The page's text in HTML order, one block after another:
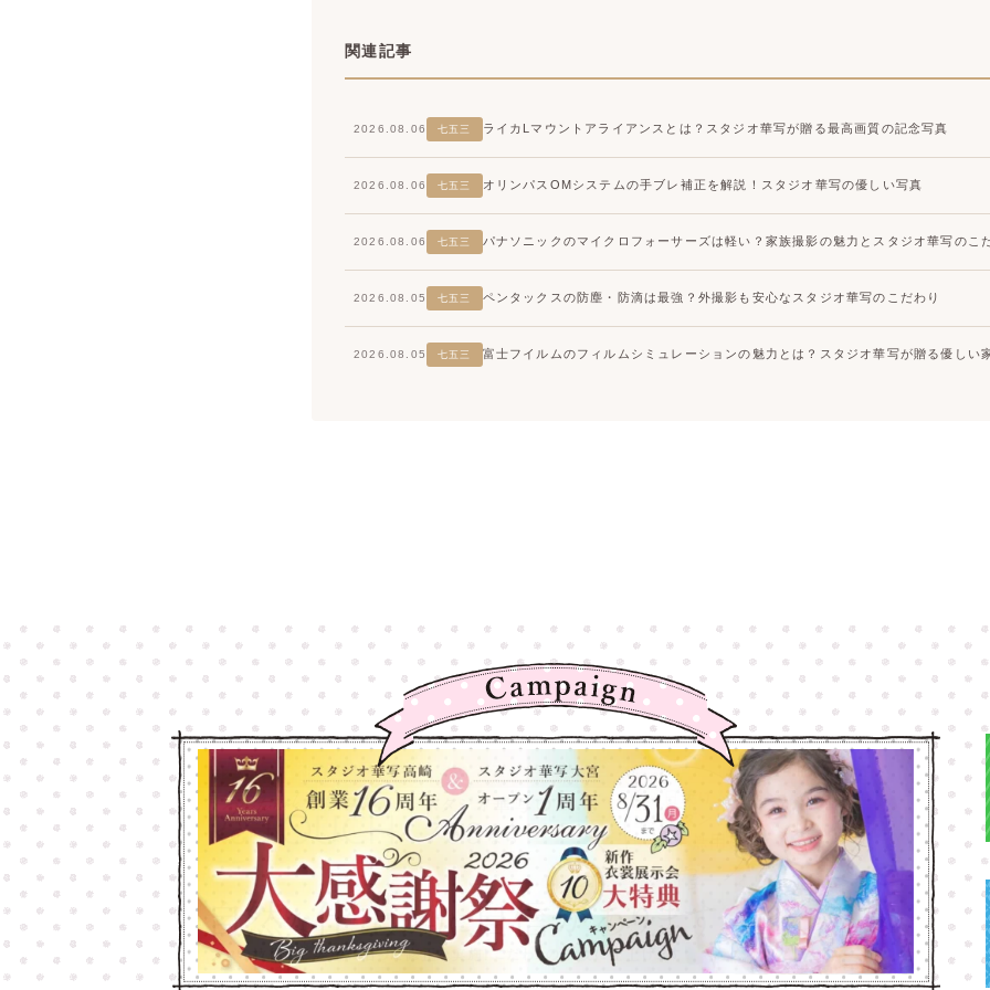
関連記事
2026.08.06 七五三 ライカLマウントアライアンスとは？スタジオ華写が贈る最高画質の記念写真
2026.08.06 七五三 オリンパスOMシステムの手ブレ補正を解説！スタジオ華写の優しい写真
2026.08.06 七五三 パナソニックのマイクロフォーサーズは軽い？家族撮影の魅力とスタジオ華写のこ
2026.08.05 七五三 ペンタックスの防塵・防滴は最強？外撮影も安心なスタジオ華写のこだわり
2026.08.05 七五三 富士フイルムのフィルムシミュレーションの魅力とは？スタジオ華写が贈る優しい